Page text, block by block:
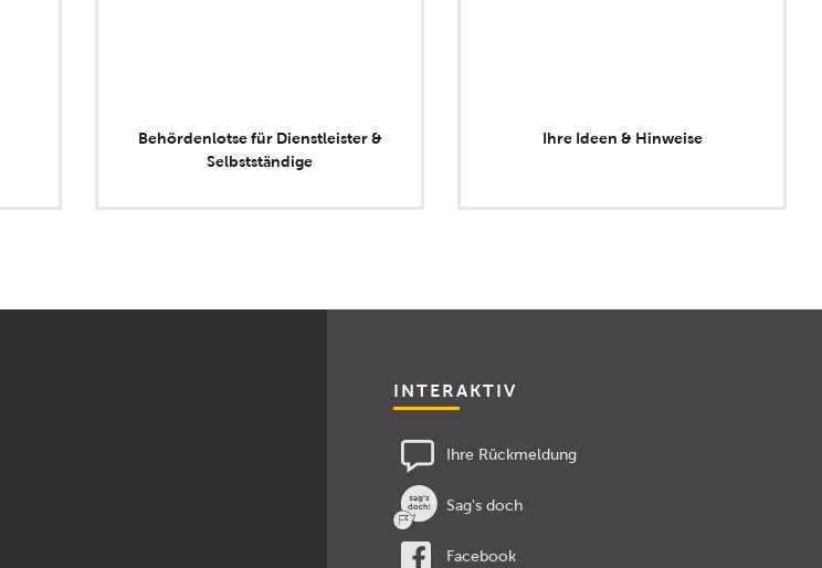
Behördenlotse für Dienstleister &
Selbstständige
Ihre Ideen & Hinweise
INTERAKTIV
Ihre Rückmeldung
Sag's doch
Facebook